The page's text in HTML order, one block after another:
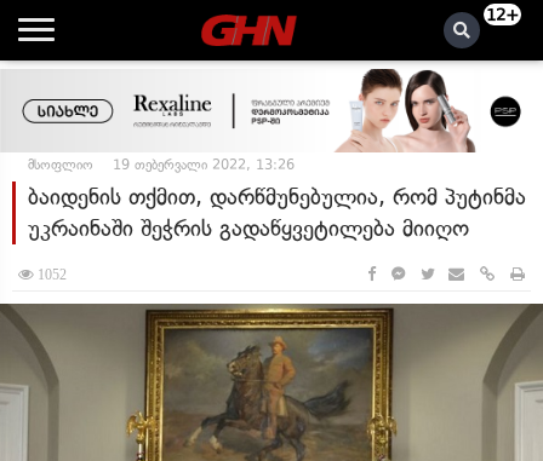
12+
მსოფლიო 19 თებერვალი 2022, 13:26
ბაიდენის თქმით, დარწმუნებულია, რომ პუტინმა
უკრაინაში შეჭრის გადაწყვეტილება მიიღო
1052